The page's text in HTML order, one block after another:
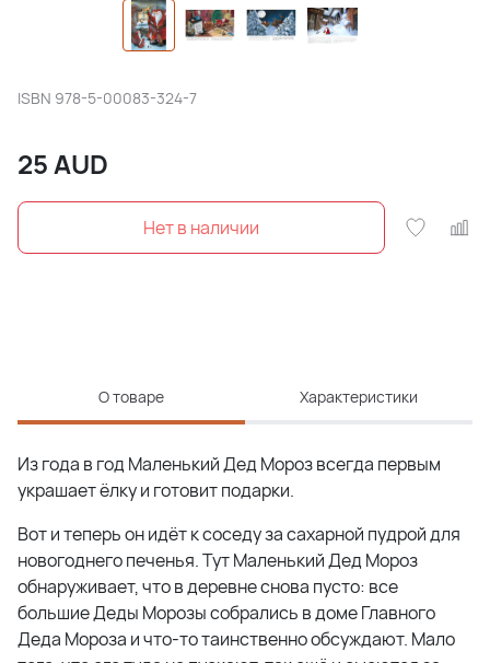
ISBN 978-5-00083-324-7
25AUD
О товаре Характеристики
Из года в год Маленький Дед Мороз всегда первым
украшает ёлку и готовит подарки.
Вот и теперь он идёт к соседу за сахарной пудрой для
новогоднего печенья. Тут Маленький Дед Мороз
обнаруживает, что в деревне снова пусто: все
большие Деды Морозы собрались в доме Главного
Деда Мороза и что-то таинственно обсуждают. Мало